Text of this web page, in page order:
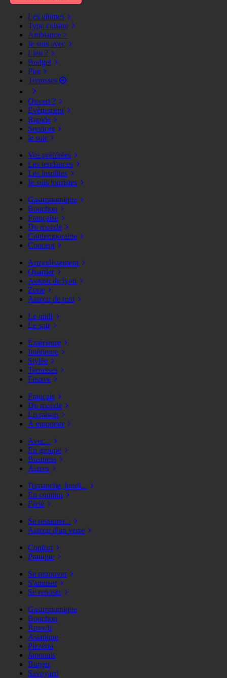
Les ultimes
Type cuisine
Ambiance >
Je suis avec
Lieu ?
Budget
Plat
Terrasses
Ouvert ?
Evènement
Rapide
Services
le soir
Vos préférées
Les tendances
Les insolites
Je suis touristes
Gastronomique
Bouchon
Française
Du monde
Contemporaine
Concept
Arrondissement
Quartier
Autour de lyon
Zone
Autour de moi
Le midi
Le soir
Extérieure
Intérieure
Stylée
Terrasses
Festive
Français
Du monde
Livraison
À emporter
Avec...
En groupe
Business
Autres
Dimanche, lundi...
En continu
Férié
Se restaurer...
Autour d'un verre
Confort
Pratique
Se retrouver
S'amuser
Se reposer
Gastronomique
Bouchon
Brunch
Asiatique
Pizzéria
Japonais
Burger
Savoyard